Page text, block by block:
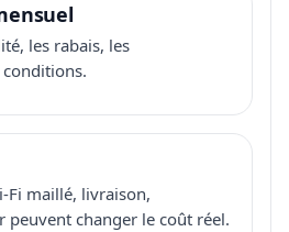
les rabais, les
Fi maillé, livraison,
peuvent changer le coût réel.